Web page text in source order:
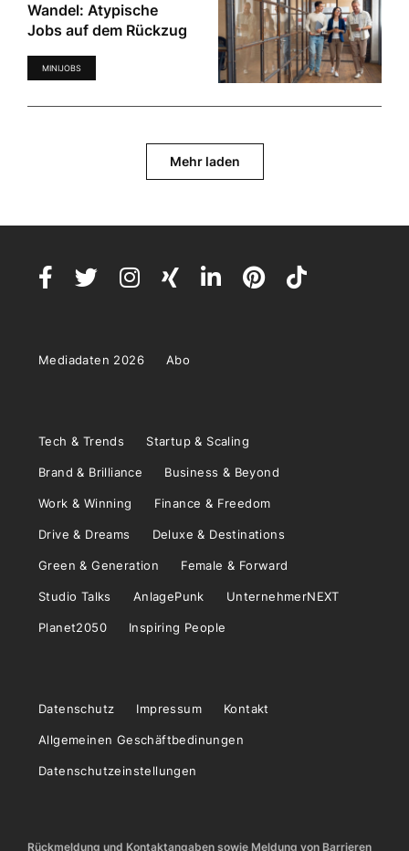
Wandel: Atypische
Jobs auf dem Rückzug
MINIJOBS
Mehr laden
Mediadaten 2026 Abo
Tech & Trends Startup & Scaling
Brand & Brilliance Business & Beyond
Work & Winning Finance & Freedom
Drive & Dreams Deluxe & Destinations
Green & Generation Female & Forward
Studio Talks AnlagePunk UnternehmerNEXT
Planet2050 Inspiring People
Datenschutz Impressum Kontakt
Allgemeinen Geschäftbedinungen
Datenschutzeinstellungen
Rückmeldung und Kontaktangaben sowie Meldung von Barrieren